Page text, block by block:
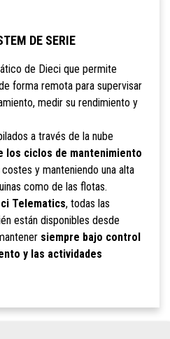
DE SERIE
de Dieci que permite
forma remota para supervisar
medir su rendimiento y
a través de la nube
los ciclos de mantenimiento
y manteniendo una alta
como de las flotas.
Telematics, todas las
están disponibles desde
siempre bajo control
y las actividades